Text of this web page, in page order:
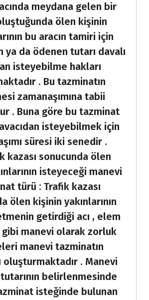
meydana gelen bir
ölen kişinin
bu aracın tamiri için
ya da ödenen tutarı davalı
isteyebilme hakları
. Bu tazminatın
zamanaşımına tabii
. Buna göre bu tazminat
isteyebilmek için
süresi iki senedir .
kazası sonucunda ölen
isteyeceği manevi
türü : Trafik kazası
ölen kişinin yakınlarının
getirdiği acı , elem
manevi olarak zorluk
manevi tazminatın
oluşturmaktadır . Manevi
belirlenmesinde
isteğinde bulunan